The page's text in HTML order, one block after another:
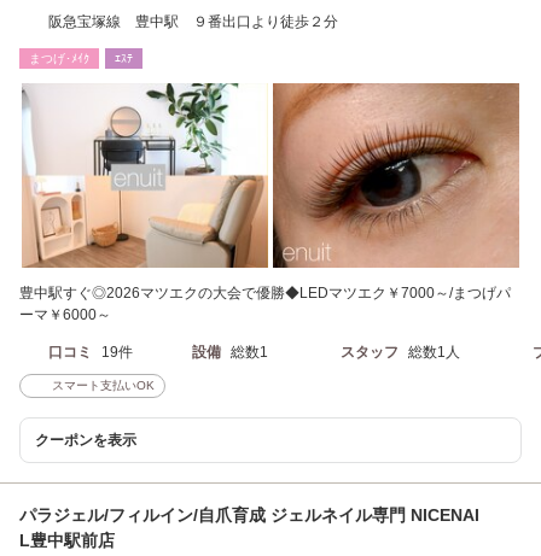
阪急宝塚線 豊中駅 ９番出口より徒歩２分
まつげ･ﾒｲｸ ｴｽﾃ
豊中駅すぐ◎2026マツエクの大会で優勝◆LEDマツエク￥7000～/まつげパ
ーマ￥6000～
口コミ 19件 設備 総数1 スタッフ 総数1人
スマート支払いOK
クーポンを表示
パラジェル/フィルイン/自爪育成 ジェルネイル専門 NICENAI
L豊中駅前店